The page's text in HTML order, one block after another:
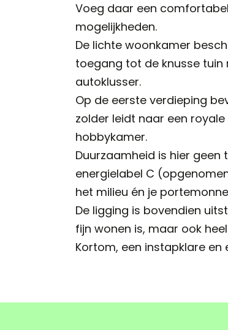
Voeg daar een
mogelijkheden.
De lichte woonkamer
toegang tot de knusse
autoklusser.
Op de eerste verdieping
zolder leidt naar een
hobbykamer.
Duurzaamheid is hier
energielabel C
het milieu én je
De ligging is bovendien
fijn wonen is, maar ook
Kortom, een instapklare